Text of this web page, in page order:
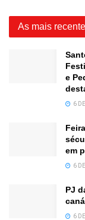
As mais
e
6
em
6
PJ
6